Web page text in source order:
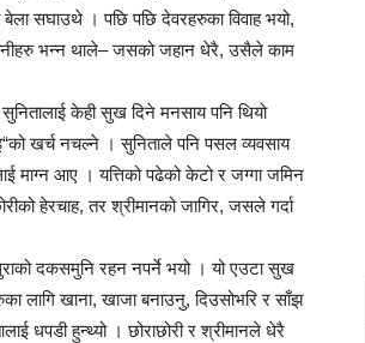
सघाउथे । पछि पछि देवरहरुका विवाह भयो,
भन्न थाले– जसको जहान धेरै, उसैले काम
केही सुख दिने मनसाय पनि थियो
खर्च नचल्ने । सुनिताले पनि पसल व्यवसाय
माग्न आए । यत्तिको पढेको केटो र जग्गा जमिन
हेरचाह, तर श्रीमानको जागिर, जसले गर्दा
दकसमुनि रहन नपर्ने भयो । यो एउटा सुख
लागि खाना, खाजा बनाउनु, दिउसोभरि र साँझ
धपडी हुन्थ्यो । छोराछोरी र श्रीमानले धेरै